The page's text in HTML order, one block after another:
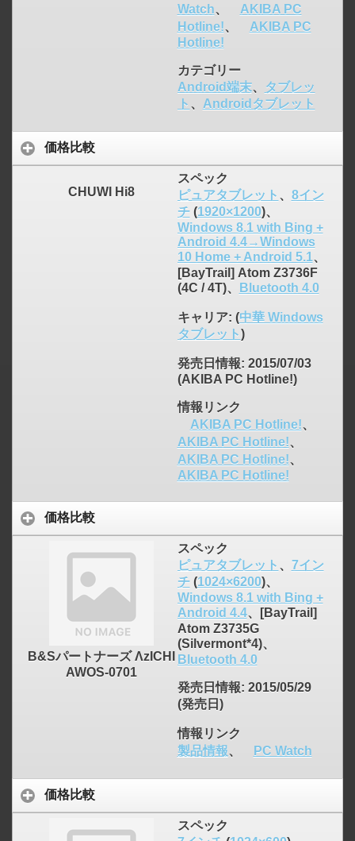
Watch、
AKIBA PC
Hotline!、
AKIBA PC
Hotline!
カテゴリー
Android端末、
タブレッ
ト 、 Androidタブレット
価格比較
CHUWI Hi8
スペック
ピュアタブレット 、 8イン
チ(1920×1200)、
Windows 8.1 with Bing +
Android 4.4→Windows
10 Home + Android 5.1、
[BayTrail] Atom Z3736F
(4C / 4T)、
Bluetooth 4.0
キャリア: (中華 Windows
タブレット)
発売日情報: 2015/07/03
(AKIBA PC Hotline!)
情報リンク
AKIBA PC Hotline!、
AKIBA PC Hotline!、
AKIBA PC Hotline!、
AKIBA PC Hotline!
価格比較
B&Sパートナーズ ΛzICHI
AWOS-0701
スペック
ピュアタブレット 、 7イン
チ(1024×6200)、
Windows 8.1 with Bing +
Android 4.4、[BayTrail]
Atom Z3735G
(Silvermont*4)、
Bluetooth 4.0
発売日情報: 2015/05/29
(発売日)
情報リンク
製品情報、 PC Watch
価格比較
スペック
click to expand contents